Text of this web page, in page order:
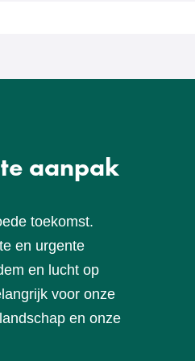
aanpak
toekomst.
en urgente
en lucht op
voor onze
en onze